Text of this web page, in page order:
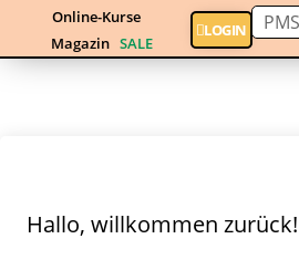
Online-Kurse
Magazin SALE
LOGIN
Hallo, willkommen zurück!